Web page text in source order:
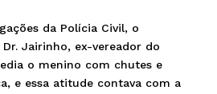
da Polícia Civil, o
Jairinho, ex-vereador do
o menino com chutes e
e essa atitude contava com a